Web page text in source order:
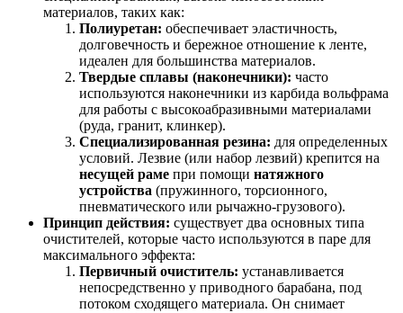
материалов, таких как:
Полиуретан: обеспечивает эластичность,
долговечность и бережное отношение к ленте,
идеален для большинства материалов.
Твердые сплавы (наконечники): часто
используются наконечники из карбида вольфрама
для работы с высокоабразивными материалами
(руда, гранит, клинкер).
Специализированная резина: для определенных
условий. Лезвие (или набор лезвий) крепится на
несущей раме при помощи натяжного
устройства (пружинного, торсионного,
пневматического или рычажно-грузового).
Принцип действия: существует два основных типа
очистителей, которые часто используются в паре для
максимального эффекта:
Первичный очиститель: устанавливается
непосредственно у приводного барабана, под
потоком сходящего материала. Он снимает